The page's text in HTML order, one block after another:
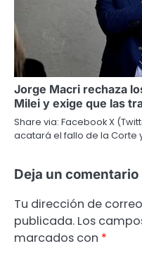
Jorge Macri rechaza
Milei y exige que las
Share via: Facebook X
acatará el fallo de la Corte
Deja un comentario
Tu dirección de
publicada. Los
marcados con *